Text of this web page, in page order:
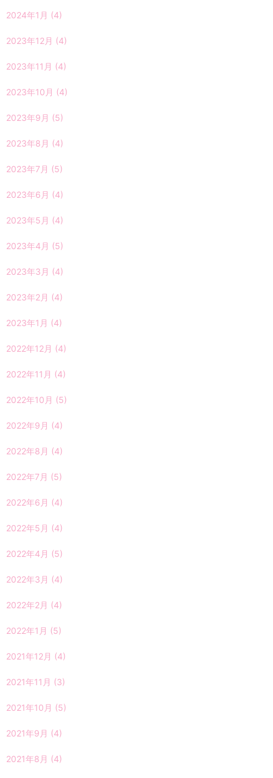
2024年1月 (4)
2023年12月 (4)
2023年11月 (4)
2023年10月 (4)
2023年9月 (5)
2023年8月 (4)
2023年7月 (5)
2023年6月 (4)
2023年5月 (4)
2023年4月 (5)
2023年3月 (4)
2023年2月 (4)
2023年1月 (4)
2022年12月 (4)
2022年11月 (4)
2022年10月 (5)
2022年9月 (4)
2022年8月 (4)
2022年7月 (5)
2022年6月 (4)
2022年5月 (4)
2022年4月 (5)
2022年3月 (4)
2022年2月 (4)
2022年1月 (5)
2021年12月 (4)
2021年11月 (3)
2021年10月 (5)
2021年9月 (4)
2021年8月 (4)